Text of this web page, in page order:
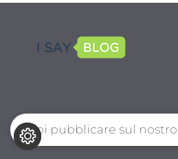
CalcioPro.com © 2026.
Vuoi pubblicare sul